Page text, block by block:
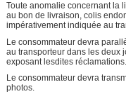
Toute anomalie concernant la
au bon de livraison, colis
impérativement indiquée au
Le consommateur devra
au transporteur dans les deux
exposant lesdites réclamations.
Le consommateur devra
photos.